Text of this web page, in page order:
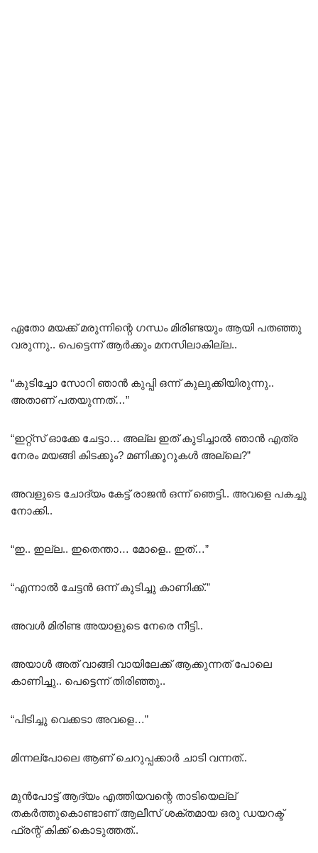
ഏതോ മയക്ക് മരുന്നിന്റെ ഗന്ധം മിരിണ്ടയും ആയി പതഞ്ഞു
വരുന്നു.. പെട്ടെന്ന് ആർക്കും മനസിലാകില്ല..
“കുടിച്ചോ സോറി ഞാൻ കുപ്പി ഒന്ന് കുലുക്കിയിരുന്നു..
അതാണ് പതയുന്നത്‌…”
“ഇറ്റ്സ് ഓക്കേ ചേട്ടാ… അല്ല ഇത് കുടിച്ചാൽ ഞാൻ എത്ര
നേരം മയങ്ങി കിടക്കും? മണിക്കൂറുകൾ അല്ലെ?”
അവളുടെ ചോദ്യം കേട്ട് രാജൻ ഒന്ന് ഞെട്ടി.. അവളെ പകച്ചു
നോക്കി..
“ഇ.. ഇല്ല.. ഇതെന്താ… മോളെ.. ഇത്…”
“എന്നാൽ ചേട്ടൻ ഒന്ന് കുടിച്ചു കാണിക്ക്.”
അവൾ മിരിണ്ട അയാളുടെ നേരെ നീട്ടി..
അയാൾ അത് വാങ്ങി വായിലേക്ക് ആക്കുന്നത് പോലെ
കാണിച്ചു.. പെട്ടെന്ന് തിരിഞ്ഞു..
“പിടിച്ചു വെക്കടാ അവളെ…”
മിന്നല്പോലെ ആണ് ചെറുപ്പക്കാർ ചാടി വന്നത്..
മുൻപോട്ട് ആദ്യം എത്തിയവന്റെ താടിയെല്ല്
തകർത്തുകൊണ്ടാണ് ആലീസ് ശക്തമായ ഒരു ഡയറക്ട്
ഫ്രന്റ് കിക്ക്‌ കൊടുത്തത്..